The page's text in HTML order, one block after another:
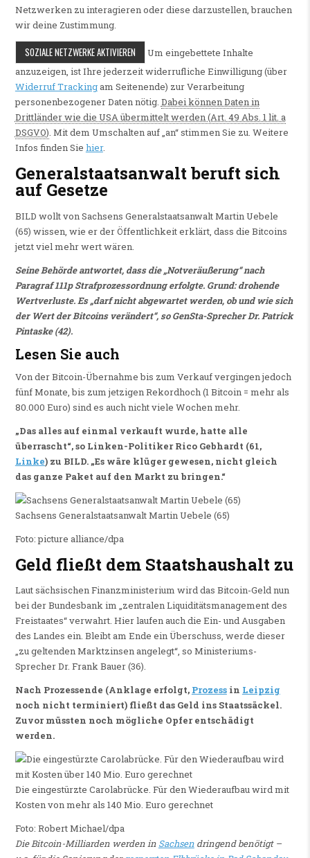
Netzwerken zu interagieren oder diese darzustellen, brauchen
wir deine Zustimmung.
SOZIALE NETZWERKE AKTIVIEREN
Um eingebettete Inhalte
anzuzeigen, ist Ihre jederzeit widerrufliche Einwilligung (über
Widerruf Trackingam Seitenende) zur Verarbeitung
personenbezogener Daten nötig. Dabei können Daten in
Drittländer wie die USA übermittelt werden (Art. 49 Abs. 1 lit. a
DSGVO). Mit dem Umschalten auf „an“ stimmen Sie zu. Weitere
Infos finden Sie hier.
Generalstaatsanwalt beruft sich
auf Gesetze
BILD wollt von Sachsens Generalstaatsanwalt Martin Uebele
(65) wissen, wie er der Öffentlichkeit erklärt, dass die Bitcoins
jetzt viel mehr wert wären.
Seine Behörde antwortet, dass die „Notveräußerung“ nach
Paragraf 111p Strafprozessordnung erfolgte. Grund: drohende
Wertverluste. Es „darf nicht abgewartet werden, ob und wie sich
der Wert der Bitcoins verändert“, so GenSta-Sprecher Dr. Patrick
Pintaske (42).
Lesen Sie auch
Von der Bitcoin-Übernahme bis zum Verkauf vergingen jedoch
fünf Monate, bis zum jetzigen Rekordhoch (1 Bitcoin = mehr als
80.000 Euro) sind es auch nicht viele Wochen mehr.
„Das alles auf einmal verkauft wurde, hatte alle
überrascht“, so Linken-Politiker Rico Gebhardt (61,
Linke) zu BILD. „Es wäre klüger gewesen, nicht gleich
das ganze Paket auf den Markt zu bringen.“
Sachsens Generalstaatsanwalt Martin Uebele (65)
Foto: picture alliance/dpa
Geld fließt dem Staatshaushalt zu
Laut sächsischen Finanzministerium wird das Bitcoin-Geld nun
bei der Bundesbank im „zentralen Liquiditätsmanagement des
Freistaates“ verwahrt. Hier laufen auch die Ein- und Ausgaben
des Landes ein. Bleibt am Ende ein Überschuss, werde dieser
„zu geltenden Marktzinsen angelegt“, so Ministeriums-
Sprecher Dr. Frank Bauer (36).
Nach Prozessende (Anklage erfolgt, Prozessin Leipzig
noch nicht terminiert) fließt das Geld ins Staatssäckel.
Zuvor müssten noch mögliche Opfer entschädigt
werden.
Die eingestürzte Carolabrücke. Für den Wiederaufbau wird mit
Kosten von mehr als 140 Mio. Euro gerechnet
Foto: Robert Michael/dpa
Die Bitcoin-Milliarden werden in Sachsendringend benötigt –